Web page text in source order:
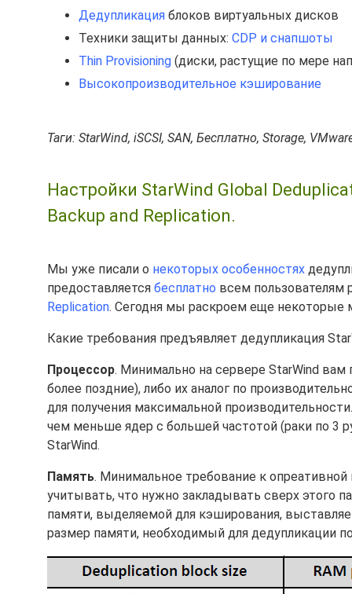
Дедупликация блоков виртуальных дисков
Техники защиты данных: CDP и снапшоты
Thin Provisioning (диски, растущие по мере
Высокопроизводительное кэширование
Таги: StarWind, iSCSI, SAN, Бесплатно, Storage,
Настройки StarWind Global
Backup and Replication.
Мы уже писали о некоторых особенностях
предоставляется бесплатно всем пользователям
Replication. Сегодня мы раскроем еще некоторые
Какие требования предъявляет дедупликация
Процессор. Минимально на сервере StarWind
более поздние), либо их аналог по
для получения максимальной
чем меньше ядер с большей частотой (раки по 3
StarWind.
Память. Минимальное требование к
учитывать, что нужно закладывать сверх этого
памяти, выделяемой для кэширования,
размер памяти, необходимый для дедупликации